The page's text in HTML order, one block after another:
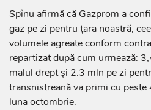
Spînu afirmă că Gazprom a
gaz pe zi pentru țara noastră,
volumele agreate conform
repartizat după cum urmează:
malul drept și 2.3 mln pe zi
transnistreană va primi cu
luna octombrie.